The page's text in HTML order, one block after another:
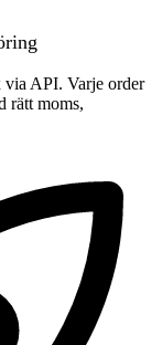
API. Varje order
rätt moms,